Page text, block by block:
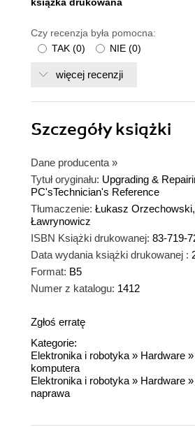
ksiązka drukowana
Czy recenzja była pomocna:
TAK (0) NIE (0)
więcej recenzji
Szczegółyksiążki
Dane producenta »
Tytuł oryginału: Upgrading &
PC'sTechnician's Reference
Tłumaczenie: Łukasz
Ławrynowicz
ISBN Książki drukowanej: 83-719-
Data wydania książki drukowanej :
Format: B5
Numer z katalogu: 1412
Zgłoś erratę
Kategorie:
Elektronika i robotyka» Hardware »
komputera
Elektronika i robotyka» Hardware »
naprawa